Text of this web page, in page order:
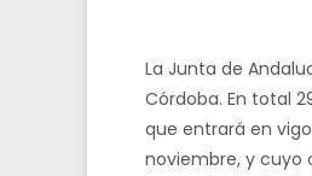
La Junta de
Córdoba. En total
que entrará en
noviembre, y cuyo